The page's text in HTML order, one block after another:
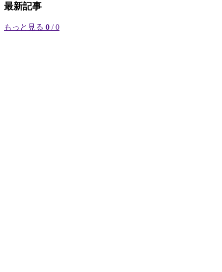
最新記事
もっと見る 0 / 0